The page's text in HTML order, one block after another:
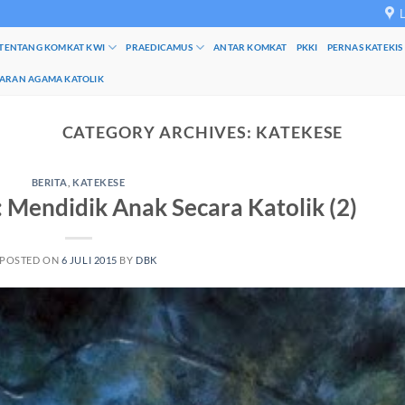
KOMKAT KWI PRAEDICAMUS ANTAR KOMKAT PKKI PERNAS KATEKIS
AGAMA KATOLIK
CATEGORY ARCHIVES: KATEKESE
BERITA KATEKESE
Mendidik Anak Secara Katolik (2)
POSTED ON 6 JULI 2015 BY DBK